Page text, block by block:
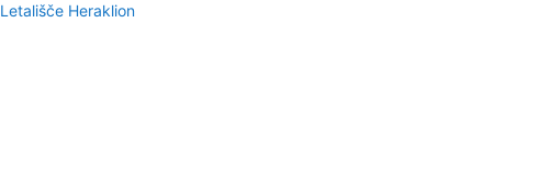
Letališče Heraklion